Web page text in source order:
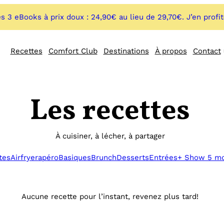
3 eBooks à prix doux : 24,90€ au lieu de 29,70€. J’en
Recettes Comfort Club Destinations À propos Contact
Les recettes
À cuisiner, à lécher, à partager
AirfryerapéroBasiquesBrunchDessertsEntrées+ Show 5
Aucune recette pour l’instant, revenez plus tard!